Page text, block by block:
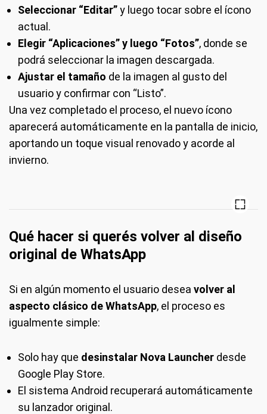
Seleccionar “Editar”y luego tocar sobre el ícono
actual.
Elegir “Aplicaciones” y luego “Fotos”, donde se
podrá seleccionar la imagen descargada.
Ajustar el tamaño de la imagen al gusto del
usuario y confirmar con “Listo”.
Una vez completado el proceso, el nuevo ícono
aparecerá automáticamente en la pantalla de inicio,
aportando un toque visual renovado y acorde al
invierno.
Qué hacer si querés volver al diseño
original de WhatsApp
Si en algún momento el usuario desea volver al
aspecto clásico de WhatsApp, el proceso es
igualmente simple:
Solo hay que desinstalar Nova Launcher desde
Google Play Store.
El sistema Android recuperará automáticamente
su lanzador original.